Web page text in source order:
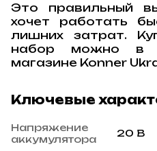
Это правильный
хочет работать
лишних затрат.
набор можно в
магазине Konner
Ключевые
Напряжение
аккумулятора
20 В